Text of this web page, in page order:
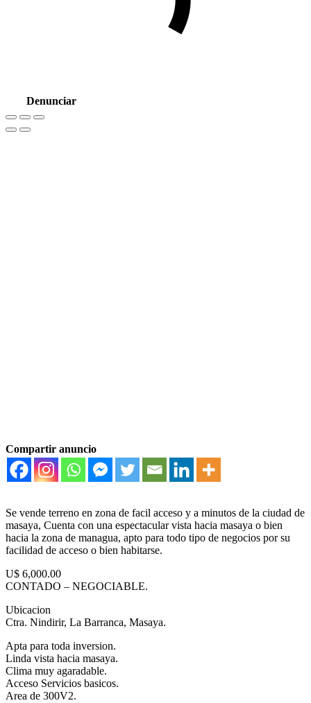
Denunciar
Compartir anuncio
Se vende terreno en zona de facil acceso y a minutos de la ciudad de
masaya, Cuenta con una espectacular vista hacia masaya o bien
hacia la zona de managua, apto para todo tipo de negocios por su
facilidad de acceso o bien habitarse.
U$ 6,000.00
CONTADO – NEGOCIABLE.
Ubicacion
Ctra. Nindirir, La Barranca, Masaya.
Apta para toda inversion.
Linda vista hacia masaya.
Clima muy agaradable.
Acceso Servicios basicos.
Area de 300V2.